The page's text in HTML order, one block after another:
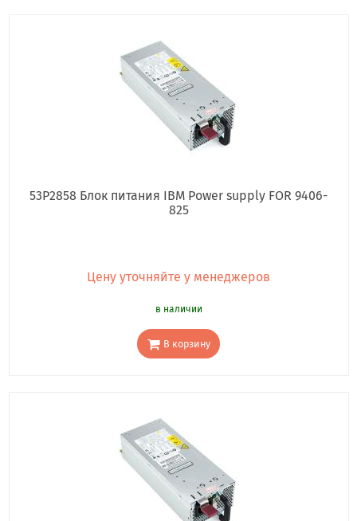
53P2858 Блок питания IBM Power supply FOR 9406-
825
Цену уточняйте у менеджеров
в наличии
В корзину